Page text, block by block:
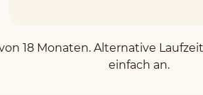
18 Monaten. Alternative
einfach an.